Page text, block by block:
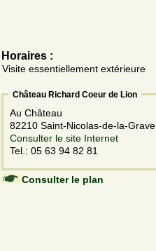
Horaires :
Visite essentiellement extérieure
Château Richard Coeur de Lion
Au Château
82210 Saint-Nicolas-de-la-Grave
Consulter le site Internet
Tel.: 05 63 94 82 81
Consulter le plan